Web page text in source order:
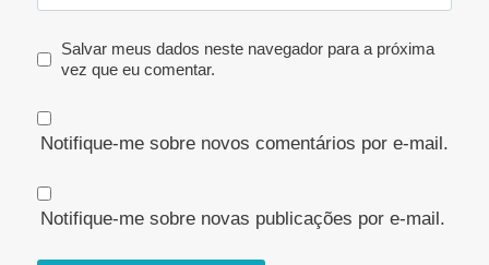
Salvar meus dados neste navegador para a próxima
vez que eu comentar.
Notifique-me sobre novos comentários por e-mail.
Notifique-me sobre novas publicações por e-mail.